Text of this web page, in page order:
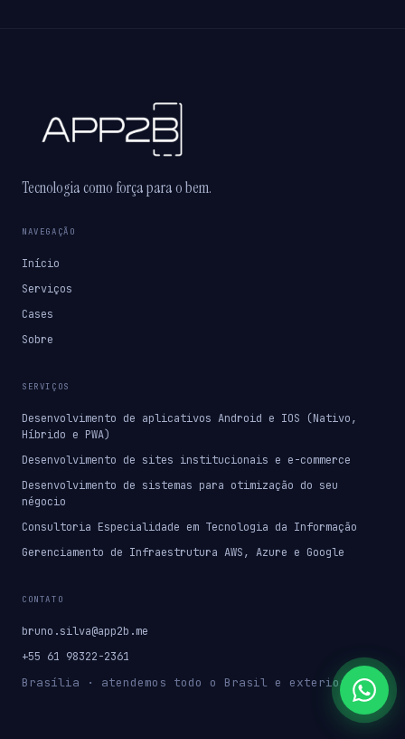
Tecnologia como força para o bem.
NAVEGAÇÃO
Início
Serviços
Cases
Sobre
SERVIÇOS
Desenvolvimento de aplicativos Android e IOS (Nativo,
Híbrido e PWA)
Desenvolvimento de sites institucionais e e-commerce
Desenvolvimento de sistemas para otimização do seu
négocio
Consultoria Especialidade em Tecnologia da Informação
Gerenciamento de Infraestrutura AWS, Azure e Google
CONTATO
bruno.silva@app2b.me
+55 61 98322-2361
Brasília · atendemos todo o Brasil e exterior